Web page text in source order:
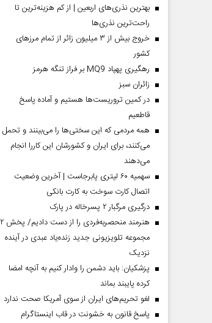
بهترین نذری‌های اربعین | از کم هزینه‌ترین تا
راحت‌ترین نذری‌ها
خروج بیش از ۳ میلیون زائر از تمام مرز‌های
کشور
رهگیری پهپاد MQ9 بر فراز تنگه هرمز
‌زائران سبز
در کمین تروریست‌ها هستیم و آماده پاسخ
قاطعیم
همه مردمی که این سختی‌ها را می‌بینند و تحمل
می‌کنند، برای ایران و کشورشان این کاررا انجام
می‌دهند
سهمیه ۶۰ لیتری پابرجاست | آخرین وضعیت
اتصال کارت سوخت به کارت بانکی
درگیری مرگبار ۲ پسرخاله در پارک
هنرمند منحصر‌به‌فردی را از دست دادیم/ پخش ۲
مجموعه تلویزیونی جدید زنده‌یاد عبدی در آینده
نزدیک
پزشکیان: باید دشمن را وادار کنیم به آنچه امضا
کرده پایبند بماند
لغو تحریم‌های ایران از سوی آمریکا صحت ندارد
پاسخ قانون به خشونت در قاب اینستاگرام